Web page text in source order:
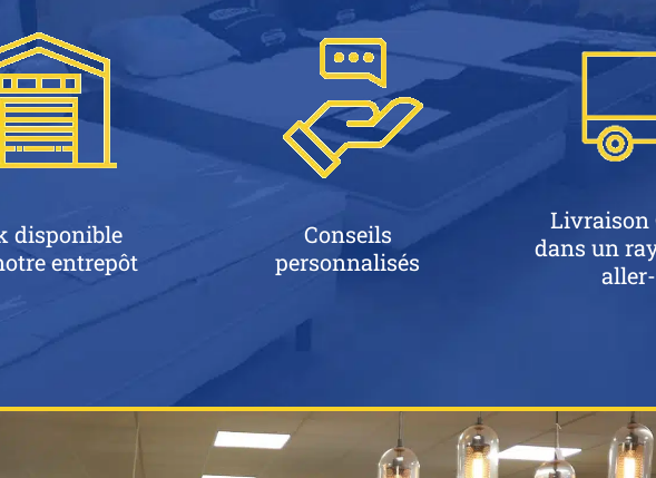
disponible
entrepôt
Conseils
personnalisés
Livraison
dans un